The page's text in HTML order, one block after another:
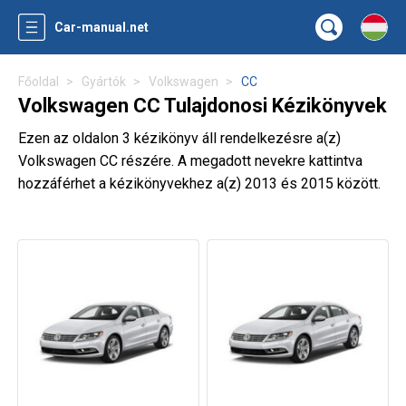
Car-manual.net
Főoldal Gyártók Volkswagen CC
Volkswagen CC Tulajdonosi Kézikönyvek
Ezen az oldalon 3 kézikönyv áll rendelkezésre a(z)
Volkswagen CC részére. A megadott nevekre kattintva
hozzáférhet a kézikönyvekhez a(z) 2013 és 2015 között.